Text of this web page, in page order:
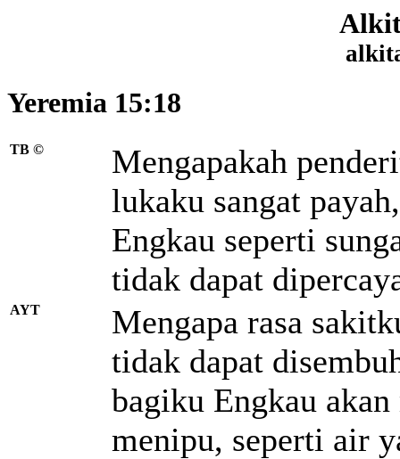
Yeremia 15:18
TB ©
Mengapakah
lukaku sangat
Engkau seperti
tidak dapat
AYT
Mengapa rasa
tidak dapat
bagiku Engkau
menipu, seperti air